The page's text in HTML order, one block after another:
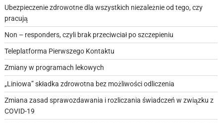
Ubezpieczenie zdrowotne dla wszystkich niezależnie od tego, czy
pracują
Non – responders, czyli brak przeciwciał po szczepieniu
Teleplatforma Pierwszego Kontaktu
Zmiany w programach lekowych
„Liniowa” składka zdrowotna bez możliwości odliczenia
Zmiana zasad sprawozdawania i rozliczania świadczeń w związku z
COVID-19